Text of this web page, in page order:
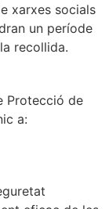
xarxes socials
un període
recollida.
Protecció de
a: